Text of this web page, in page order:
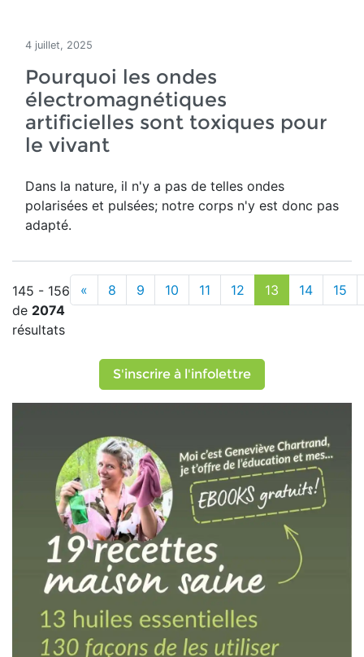
4 juillet, 2025
Pourquoi les ondes
électromagnétiques
artificielles sont toxiques pour
le vivant
Dans la nature, il n'y a pas de telles ondes
polarisées et pulsées; notre corps n'y est donc pas
adapté.
145 - 156
de 2074
résultats
« 8 9 10 11 12 13 14 15
S'inscrire à l'infolettre